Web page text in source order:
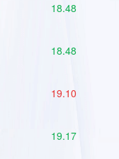
18.48
18.48
19.10
19.17